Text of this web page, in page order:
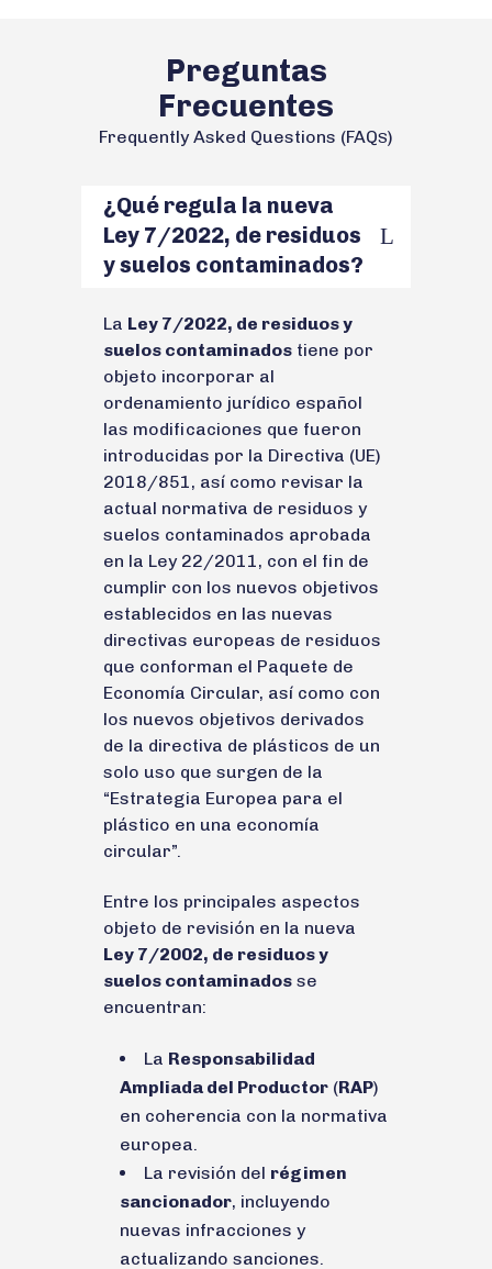
Preguntas
Frecuentes
Frequently Asked Questions (FAQS)
¿Qué regula la nueva
Ley 7/2022, de residuos
y suelos contaminados?
La Ley 7/2022, de residuos y
suelos contaminados tiene por
objeto incorporar al
ordenamiento jurídico español
las modificaciones que fueron
introducidas por la Directiva (UE)
2018/851, así como revisar la
actual normativa de residuos y
suelos contaminados aprobada
en la Ley 22/2011, con el fin de
cumplir con los nuevos objetivos
establecidos en las nuevas
directivas europeas de residuos
que conforman el Paquete de
Economía Circular, así como con
los nuevos objetivos derivados
de la directiva de plásticos de un
solo uso que surgen de la
“Estrategia Europea para el
plástico en una economía
circular”.
Entre los principales aspectos
objeto de revisión en la nueva
Ley 7/2002, de residuos y
suelos contaminados se
encuentran:
La Responsabilidad
Ampliada del Productor (RAP)
en coherencia con la normativa
europea.
La revisión del régimen
sancionador, incluyendo
nuevas infracciones y
actualizando sanciones.